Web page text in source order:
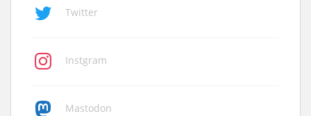
Twitter
Instgram
Mastodon